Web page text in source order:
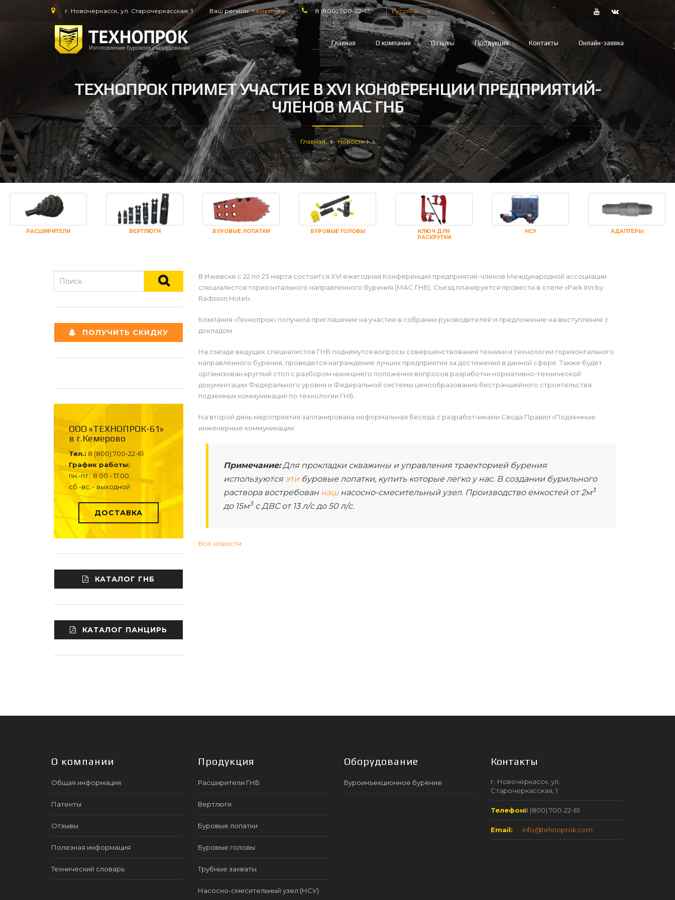
г. Новочеркасск, ул. Старочеркасская, 1 Ваш регион:Кемерово 8 (800) 700-22-61 Русский
Главная О компании Отзывы Продукция Контакты Онлайн-заявка
ТЕХНОПРОК ПРИМЕТ УЧАСТИЕ В XVI КОНФЕРЕНЦИИ ПРЕДПРИЯТИЙ-
ЧЛЕНОВ МАС ГНБ
Главная Новости
РАСШИРИТЕЛИ ВЕРТЛЮГИ БУРОВЫЕ ЛОПАТКИ БУРОВЫЕ ГОЛОВЫ
КЛЮЧ ДЛЯ
РАСКРУТКИ
НСУ АДАПТЕРЫ
В Ижевске с 22 по 23 марта состоится XVI ежегодная Конференция предприятий-членов Международной ассоциации
специалистов горизонтального направленного бурения (МАС ГНБ). Съезд планируется провести в отеле «Park Inn by
Radisson Hotel».
Компания «Технопрок» получила приглашение на участие в собрании руководителей и предложение на выступление с
докладом.
На съезде ведущих специалистов ГНБ поднимутся вопросы совершенствования техники и технологии горизонтального
направленного бурения, проведется награждение лучших предприятия за достижения в данной сфере. Также будет
организован круглый стол с разбором нынешнего положения вопросов разработки нормативно-технической
документации Федерального уровня и Федеральной системы ценообразования бестраншейного строительства
подземных коммуникаций по технологии ГНБ.
На второй день мероприятия запланирована неформальная беседа с разработчиками Свода Правил «Подземные
инженерные коммуникации.
Примечание:Для прокладки скважины и управления траекторией бурения
используются этибуровые лопатки, купить которые легко у нас. В создании бурильного
раствора востребован нашнасосно-смесительный узел. Производство емкостей от 2м3
до 15м3с ДВС от 13 л/с до 50 л/c.
Все новости
ПОЛУЧИТЬ СКИДКУ
ООО «ТЕХНОПРОК-61»
в г.Кемерово
Тел.: 8 (800) 700-22-61
График работы:
пн.-пт.: 8.00 - 17.00
сб.-вс. - выходной
ДОСТАВКА
КАТАЛОГ ГНБ
КАТАЛОГ ПАНЦИРЬ
О компании
Общая информация
Патенты
Отзывы
Полезная информация
Технический словарь
Продукция
Расширители ГНБ
Вертлюги
Буровые лопатки
Буровые головы
Трубные захваты
Насосно-смесительный узел (НСУ)
Оборудование
Буроинъекционное бурение
Контакты
г. Новочеркасск, ул.
Старочеркасская, 1
Телефон:8 (800) 700-22-61
Email: info@tehnoprok.com